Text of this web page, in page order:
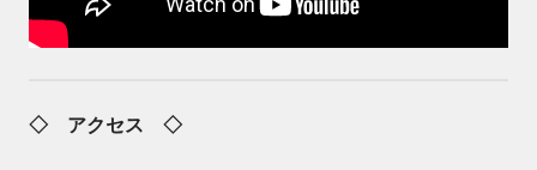
◇ アクセス ◇